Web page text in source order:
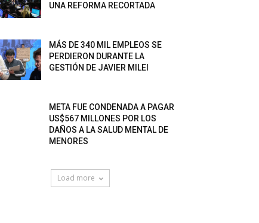
UNA REFORMA RECORTADA
MÁS DE 340 MIL EMPLEOS SE
PERDIERON DURANTE LA
GESTIÓN DE JAVIER MILEI
META FUE CONDENADA A PAGAR
US$567 MILLONES POR LOS
DAÑOS A LA SALUD MENTAL DE
MENORES
Load more